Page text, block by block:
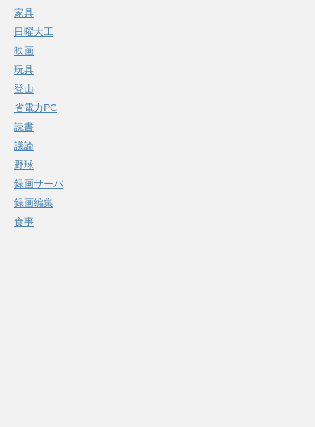
家具
日曜大工
映画
玩具
登山
省電力PC
読書
議論
野球
録画サーバ
録画編集
食事